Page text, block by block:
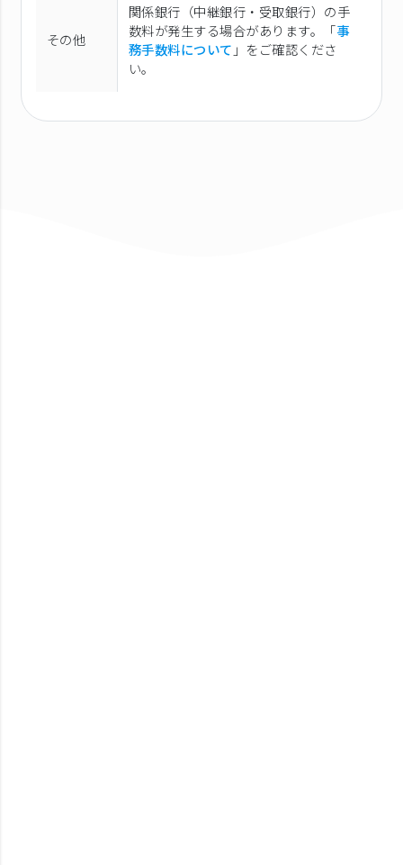
その他
関係銀行（中継銀行・受取銀行）の手
数料が発生する場合があります。「事
務手数料について 」をご確認くださ
い。